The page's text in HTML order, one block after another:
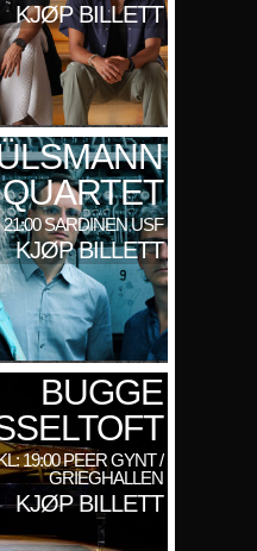
KJØP BILLETT
QUARTET
SARDINEN USF
KJØP BILLETT
BUGGE
19:00 PEER GYNT /
GRIEGHALLEN
KJØP BILLETT